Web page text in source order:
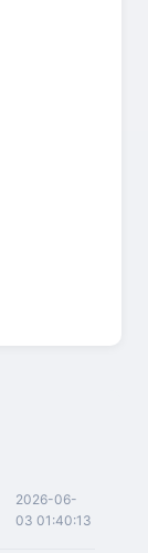
2026-06-
03 01:40:13